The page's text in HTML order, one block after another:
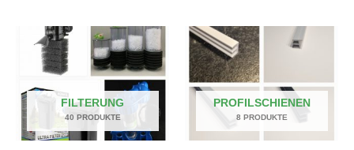
FILTERUNG
40 PRODUKTE
PROFILSCHIENEN
8 PRODUKTE